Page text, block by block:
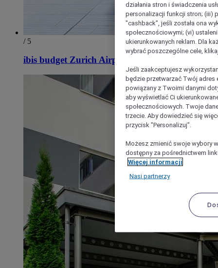
/ 5
ibis budget Zurich Airport
działania stron i świadczenia
personalizacji funkcji stron; (iii)
"cashback”, jeśli została ona
społecznościowymi; (vi)
ukierunkowanych reklam. Dla
wybrać poszczególne cele,
Jeśli zaakceptujesz
będzie przetwarzać Twój adres
powiązany z Twoimi danymi
aby wyświetlać Ci
społecznościowych. Twoje
trzecie. Aby dowiedzieć się
przycisk "Personalizuj”.
Możesz zmienić swoje wybory
dostępny za pośrednictwem
Więcej informacji
Nasi partnerzy